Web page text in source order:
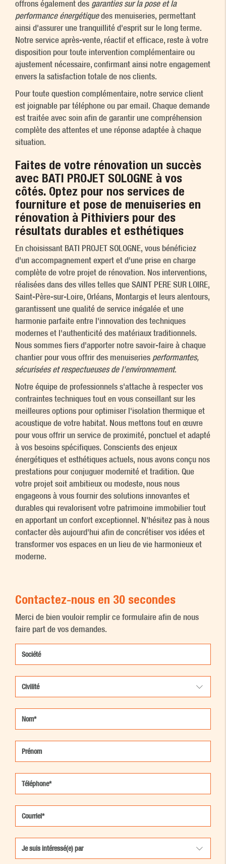
offrons également des garanties sur la pose et la
performance énergétiquedes menuiseries, permettant
ainsi d'assurer une tranquillité d'esprit sur le long terme.
Notre service après-vente, réactif et efficace, reste à votre
disposition pour toute intervention complémentaire ou
ajustement nécessaire, confirmant ainsi notre engagement
envers la satisfaction totale de nos clients.
Pour toute question complémentaire, notre service client
est joignable par téléphone ou par email. Chaque demande
est traitée avec soin afin de garantir une compréhension
complète des attentes et une réponse adaptée à chaque
situation.
Faites de votre rénovation un succès
avec BATI PROJET SOLOGNE à vos
côtés. Optez pour nos services de
fourniture et pose de menuiseries en
rénovation à Pithiviers pour des
résultats durables et esthétiques
En choisissant BATI PROJET SOLOGNE, vous bénéficiez
d'un accompagnement expert et d'une prise en charge
complète de votre projet de rénovation. Nos interventions,
réalisées dans des villes telles que SAINT PERE SUR LOIRE,
Saint-Père-sur-Loire, Orléans, Montargis et leurs alentours,
garantissent une qualité de service inégalée et une
harmonie parfaite entre l'innovation des techniques
modernes et l'authenticité des matériaux traditionnels.
Nous sommes fiers d'apporter notre savoir-faire à chaque
chantier pour vous offrir des menuiseries performantes,
sécurisées et respectueuses de l'environnement.
Notre équipe de professionnels s'attache à respecter vos
contraintes techniques tout en vous conseillant sur les
meilleures options pour optimiser l'isolation thermique et
acoustique de votre habitat. Nous mettons tout en œuvre
pour vous offrir un service de proximité, ponctuel et adapté
à vos besoins spécifiques. Conscients des enjeux
énergétiques et esthétiques actuels, nous avons conçu nos
prestations pour conjuguer modernité et tradition. Que
votre projet soit ambitieux ou modeste, nous nous
engageons à vous fournir des solutions innovantes et
durables qui revalorisent votre patrimoine immobilier tout
en apportant un confort exceptionnel. N'hésitez pas à nous
contacter dès aujourd'hui afin de concrétiser vos idées et
transformer vos espaces en un lieu de vie harmonieux et
moderne.
Contactez-nous en 30 secondes
Merci de bien vouloir remplir ce formulaire afin de nous
faire part de vos demandes.